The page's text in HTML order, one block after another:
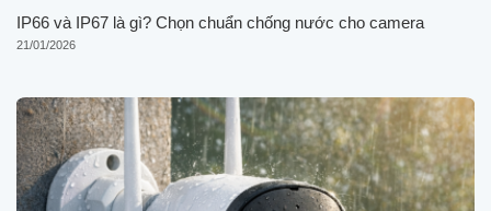
IP66 và IP67 là gì? Chọn chuẩn chống nước cho camera
21/01/2026